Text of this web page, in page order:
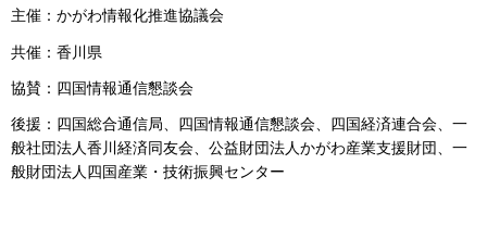
主催：かがわ情報化推進協議会
共催：香川県
協賛：四国情報通信懇談会
後援：四国総合通信局、四国情報通信懇談会、四国経済連合会、一
般社団法人香川経済同友会、公益財団法人かがわ産業支援財団、一
般財団法人四国産業・技術振興センター